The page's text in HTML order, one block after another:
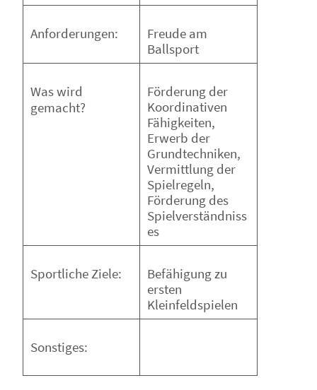
Anforderungen:
Freude am
Ballsport
Was wird
gemacht?
Förderung der
Koordinativen
Fähigkeiten,
Erwerb der
Grundtechniken,
Vermittlung der
Spielregeln,
Förderung des
Spielverständniss
es
Sportliche Ziele:
Befähigung zu
ersten
Kleinfeldspielen
Sonstiges: